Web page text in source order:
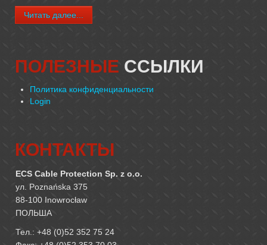
Читать далее...
ПОЛЕЗНЫЕ ССЫЛКИ
Политика конфиденциальности
Login
КОНТАКТЫ
ECS Cable Protection Sp. z o.o.
ул. Poznańska 375
88-100 Inowrocław
ПОЛЬША
Тел.: +48 (0)52 352 75 24